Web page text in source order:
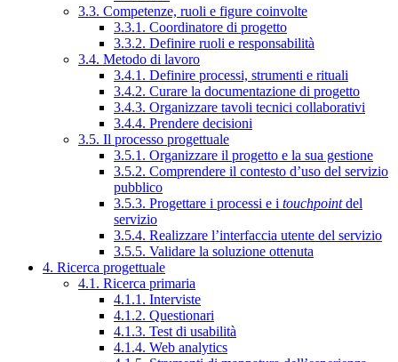
3.3. Competenze, ruoli e figure coinvolte
3.3.1. Coordinatore di progetto
3.3.2. Definire ruoli e responsabilità
3.4. Metodo di lavoro
3.4.1. Definire processi, strumenti e rituali
3.4.2. Curare la documentazione di progetto
3.4.3. Organizzare tavoli tecnici collaborativi
3.4.4. Prendere decisioni
3.5. Il processo progettuale
3.5.1. Organizzare il progetto e la sua gestione
3.5.2. Comprendere il contesto d’uso del servizio
pubblico
3.5.3. Progettare i processi e i touchpointdel
servizio
3.5.4. Realizzare l’interfaccia utente del servizio
3.5.5. Validare la soluzione ottenuta
4. Ricerca progettuale
4.1. Ricerca primaria
4.1.1. Interviste
4.1.2. Questionari
4.1.3. Test di usabilità
4.1.4. Web analytics